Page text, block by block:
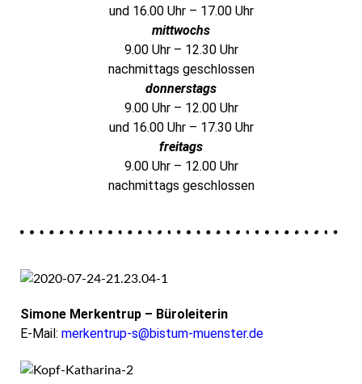
und 16.00 Uhr – 17.00 Uhr
mittwochs
9.00 Uhr – 12.30 Uhr
nachmittags geschlossen
donnerstags
9.00 Uhr – 12.00 Uhr
und 16.00 Uhr – 17.30 Uhr
freitags
9.00 Uhr – 12.00 Uhr
nachmittags geschlossen
Simone Merkentrup – Büroleiterin
E-Mail: merkentrup-s@bistum-muenster.de